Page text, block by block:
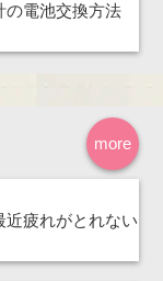
の電池交換方法
more
近疲れがとれない